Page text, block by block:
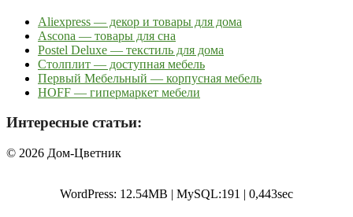
Aliexpress — декор и товары для дома
Ascona — товары для сна
Postel Deluxe — текстиль для дома
Столплит — доступная мебель
Первый Мебельный — корпусная мебель
HOFF — гипермаркет мебели
Интересные статьи:
© 2026 Дом-Цветник
WordPress: 12.54MB | MySQL:191 | 0,443sec